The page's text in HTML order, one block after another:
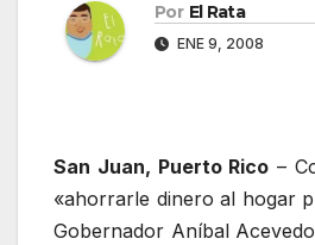
Por El Rata
ENE 9, 2008
San Juan, Puerto Rico –
«ahorrarle dinero al hogar
Gobernador Aníbal